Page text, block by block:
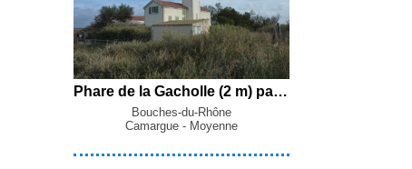
Phare de la Gacholle (2 m) par le Pertuis de la Fourcade, le Pertuis de Rousty et la Digue à la Mer depuis les Saintes-Maries-de-la-Mer
Bouches-du-Rhône
Camargue - Moyenne